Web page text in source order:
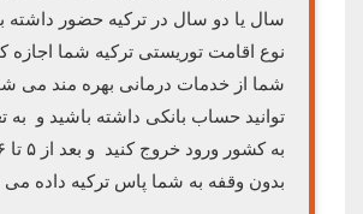
سال یا دو سال در ترکیه حضور داشته
نوع اقامت توریستی ترکیه شما اجازه
شما از خدمات درمانی بهره مند می
توانید حساب بانکی داشته باشید و به
بدون وقفه به شما پاس ترکیه داده